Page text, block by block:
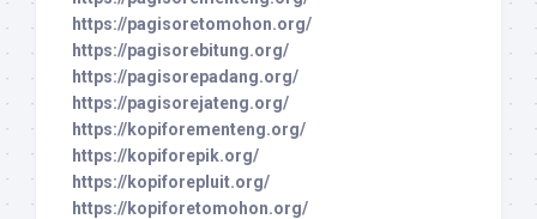
https://pagisoretomohon.org/
https://pagisorebitung.org/
https://pagisorepadang.org/
https://pagisorejateng.org/
https://kopiforementeng.org/
https://kopiforepik.org/
https://kopiforepluit.org/
https://kopiforetomohon.org/